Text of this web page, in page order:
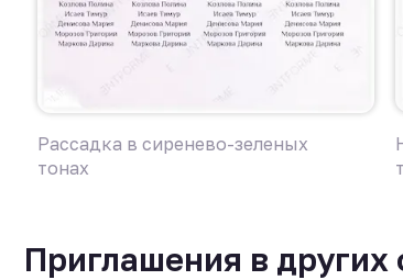
Рассадка в сиренево-зеленых
тонах
Приглашения в других